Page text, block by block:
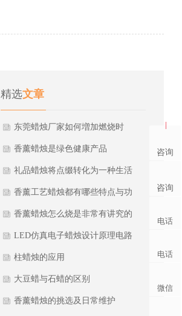
精选文章
东莞蜡烛厂家如何増加燃烧时
间？
香薰蜡烛是绿色健康产品
礼品蜡烛将点缀转化为一种生活
习惯
香薰工艺蜡烛都有哪些特点与功
效？
香薰蜡烛怎么烧是非常有讲究的
LED仿真电子蜡烛设计原理电路
图
柱蜡烛的应用
大豆蜡与石蜡的区别
香薰蜡烛的挑选及日常维护
咨询
咨询
电话
电话
微信